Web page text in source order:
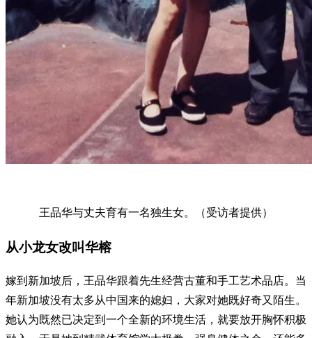
王品华与丈夫育有一名独生女。（受访者提供）
从小龙女改叫华榕
嫁到新加坡后，王品华跟着先生经营古董和手工艺术品店。当
年新加坡没有太多从中国来的媳妇，大家对她既好奇又陌生。
她认为既然已决定到一个全新的环境生活，就要放开胸怀积极